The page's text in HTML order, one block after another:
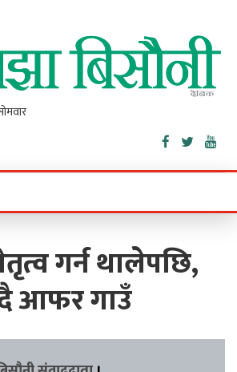
गर्न थालेपछि,
आफर गाउँ